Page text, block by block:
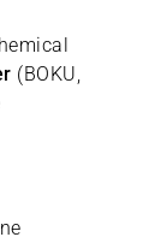
(BOKU,